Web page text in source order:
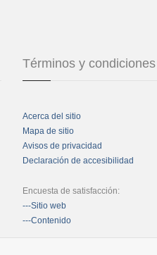
Términos y condiciones
Acerca del sitio
Mapa de sitio
Avisos de privacidad
Declaración de accesibilidad
Encuesta de satisfacción:
---Sitio web
---Contenido